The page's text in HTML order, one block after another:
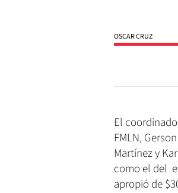
OSCAR CRUZ
El
FMLN,
Martínez y
como el del
apropió de